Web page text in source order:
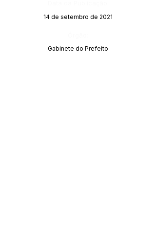
14 de setembro de 2021
Gabinete do Prefeito